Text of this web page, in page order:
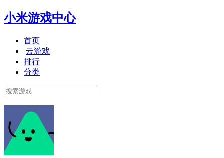
小米游戏中心
首页
云游戏
排行
分类